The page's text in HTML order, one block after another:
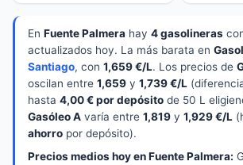
En Fuente Palmera hay 4 gasolineras
actualizados hoy. La más barata en
Santiago, con 1,659 €/L. Los precios de
oscilan entre 1,659 y 1,739 €/L
hasta 4,00 € por depósito de 50 L
Gasóleo A varía entre 1,819 y 1,929 €/L
ahorro por depósito).
Precios medios hoy en Fuente Palmera: